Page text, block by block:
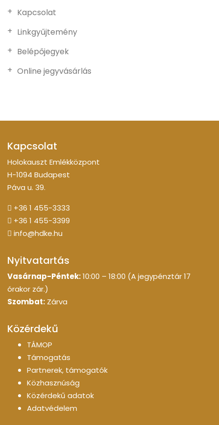
Kapcsolat
Linkgyűjtemény
Belépőjegyek
Online jegyvásárlás
Kapcsolat
Holokauszt Emlékközpont
H-1094 Budapest
Páva u. 39.
+36 1 455-3333
+36 1 455-3399
info@hdke.hu
Nyitvatartás
Vasárnap-Péntek:10:00 – 18:00 (A jegypénztár 17
órakor zár.)
Szombat: Zárva
Közérdekű
TÁMOP
Támogatás
Partnerek, támogatók
Közhasznúság
Közérdekű adatok
Adatvédelem